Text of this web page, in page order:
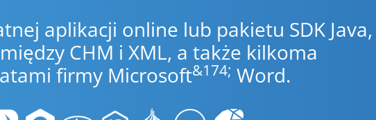
aplikacji online lub pakietu SDK Java,
CHM i XML, a także kilkoma
firmy Microsoft&174; Word.